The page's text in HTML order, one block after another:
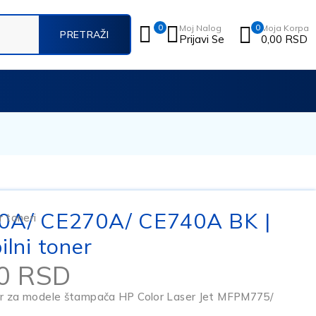
0 Moj Nalog
Prijavi Se
0 Moja Korpa
0,00 RSD
toneri CE270A/ CE740A BK |
toner
RSD
za modele štampača HP Color Laser Jet MFPM775/